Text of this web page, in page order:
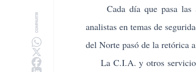
COMPARTIR
Cada día que pasa las
analistas en temas de
del Norte pasó de la retórica
La C.I.A. y otros servicios